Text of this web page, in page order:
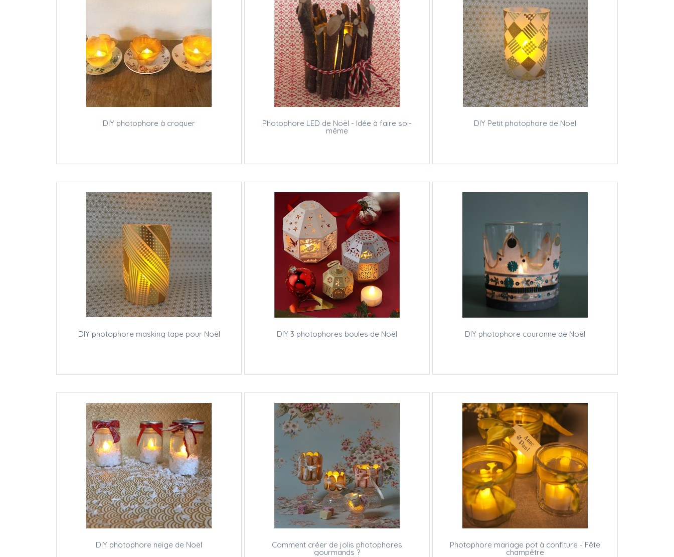
DIY photophore à croquer Photophore LED de Noël - Idée à faire soi-
même
DIY Petit photophore de Noël
DIY photophore masking tape pour Noël DIY 3 photophores boules de Noël DIY photophore couronne de Noël
DIY photophore neige de Noël Comment créer de jolis photophores
gourmands ?
Photophore mariage pot à confiture - Fête
champêtre